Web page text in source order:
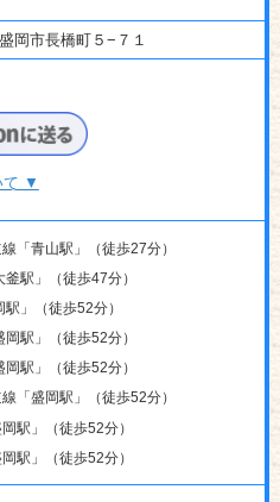
岡市長橋町５−７１
て ▼
「青山駅」（徒歩27分）
駅」（徒歩47分）
」（徒歩52分）
駅」（徒歩52分）
駅」（徒歩52分）
「盛岡駅」（徒歩52分）
駅」（徒歩52分）
駅」（徒歩52分）